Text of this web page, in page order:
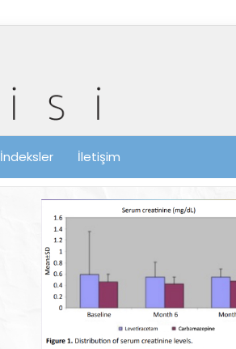
İndeksler İletişim